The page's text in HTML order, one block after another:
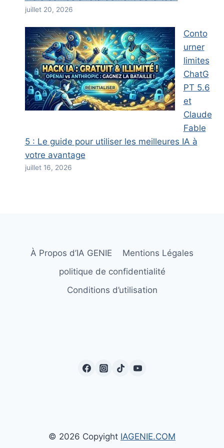
juillet 20, 2026
Conto
urner
limites
ChatG
PT 5.6
et
Claude
Fable
5 : Le guide pour utiliser les meilleures IA à
votre avantage
juillet 16, 2026
À Propos d’IA GENIE
Mentions Légales
politique de confidentialité
Conditions d’utilisation
© 2026 Copyight IAGENIE.COM